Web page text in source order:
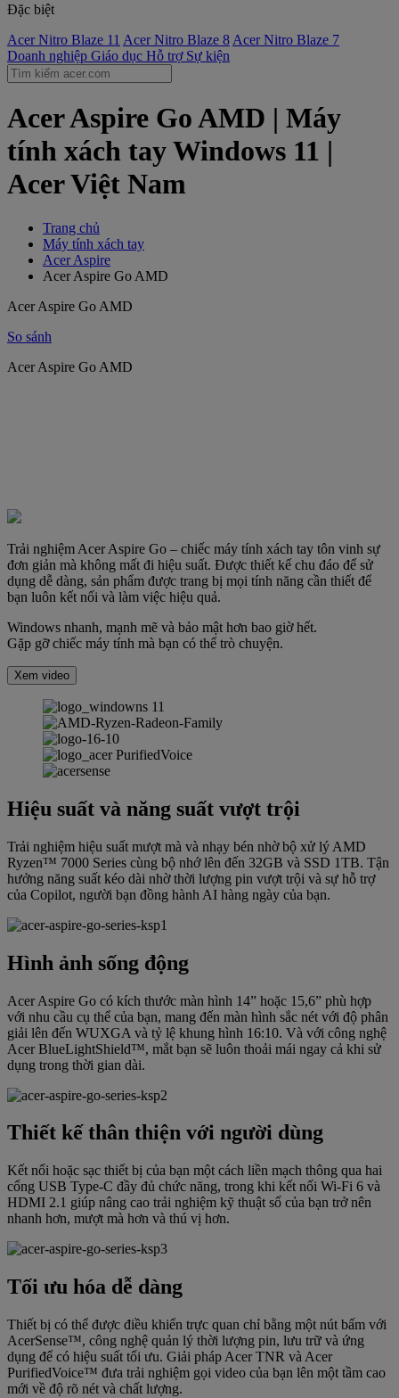
Đặc biệt
Acer Nitro Blaze 11 Acer Nitro Blaze 8 Acer Nitro Blaze 7
Doanh nghiệp Giáo dục Hỗ trợ Sự kiện
Acer Aspire Go AMD | Máy
tính xách tay Windows 11 |
Acer Việt Nam
Trang chủ
Máy tính xách tay
Acer Aspire
Acer Aspire Go AMD
Acer Aspire Go AMD
So sánh
Acer Aspire Go AMD
Trải nghiệm Acer Aspire Go – chiếc máy tính xách tay tôn vinh sự
đơn giản mà không mất đi hiệu suất. Được thiết kế chu đáo để sử
dụng dễ dàng, sản phẩm được trang bị mọi tính năng cần thiết để
bạn luôn kết nối và làm việc hiệu quả.
Windows nhanh, mạnh mẽ và bảo mật hơn bao giờ hết.
Gặp gỡ chiếc máy tính mà bạn có thể trò chuyện.
Xem video
Hiệu suất và năng suất vượt trội
Trải nghiệm hiệu suất mượt mà và nhạy bén nhờ bộ xử lý AMD
Ryzen™ 7000 Series cùng bộ nhớ lên đến 32GB và SSD 1TB. Tận
hưởng năng suất kéo dài nhờ thời lượng pin vượt trội và sự hỗ trợ
của Copilot, người bạn đồng hành AI hàng ngày của bạn.
Hình ảnh sống động
Acer Aspire Go có kích thước màn hình 14” hoặc 15,6” phù hợp
với nhu cầu cụ thể của bạn, mang đến màn hình sắc nét với độ phân
giải lên đến WUXGA và tỷ lệ khung hình 16:10. Và với công nghệ
Acer BlueLightShield™, mắt bạn sẽ luôn thoải mái ngay cả khi sử
dụng trong thời gian dài.
Thiết kế thân thiện với người dùng
Kết nối hoặc sạc thiết bị của bạn một cách liền mạch thông qua hai
cổng USB Type-C đầy đủ chức năng, trong khi kết nối Wi-Fi 6 và
HDMI 2.1 giúp nâng cao trải nghiệm kỹ thuật số của bạn trở nên
nhanh hơn, mượt mà hơn và thú vị hơn.
Tối ưu hóa dễ dàng
Thiết bị có thể được điều khiển trực quan chỉ bằng một nút bấm với
AcerSense™, công nghệ quản lý thời lượng pin, lưu trữ và ứng
dụng để có hiệu suất tối ưu. Giải pháp Acer TNR và Acer
PurifiedVoice™ đưa trải nghiệm gọi video của bạn lên một tầm cao
mới về độ rõ nét và chất lượng.